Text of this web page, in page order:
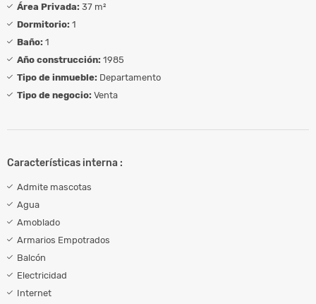
Área Privada: 37 m²
Dormitorio: 1
Baño: 1
Año construcción: 1985
Tipo de inmueble: Departamento
Tipo de negocio: Venta
Características interna :
Admite mascotas
Agua
Amoblado
Armarios Empotrados
Balcón
Electricidad
Internet